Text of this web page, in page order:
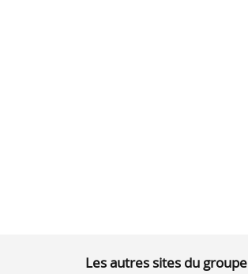
Les autres sites du groupe